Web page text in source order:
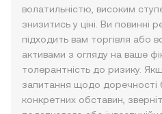
волатильністю, високим
знизитись у ціні. Ви повинні
підходить вам торгівля або
активами з огляду на ваше
толерантність до ризику.
запитання щодо доречності
конкретних обставин,